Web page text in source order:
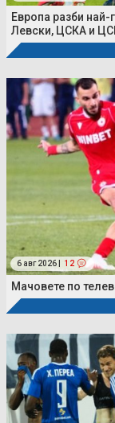
Европа разби
Левски, ЦСКА и
6 авг 2026 | 12
Мачовете по